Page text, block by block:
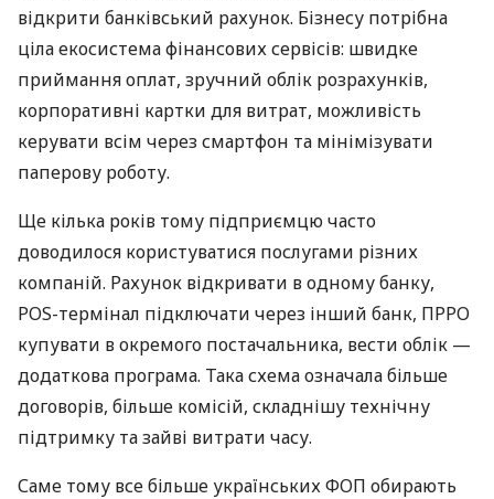
відкрити банківський рахунок. Бізнесу потрібна
ціла екосистема фінансових сервісів: швидке
приймання оплат, зручний облік розрахунків,
корпоративні картки для витрат, можливість
керувати всім через смартфон та мінімізувати
паперову роботу.
Ще кілька років тому підприємцю часто
доводилося користуватися послугами різних
компаній. Рахунок відкривати в одному банку,
POS-термінал підключати через інший банк, ПРРО
купувати в окремого постачальника, вести облік —
додаткова програма. Така схема означала більше
договорів, більше комісій, складнішу технічну
підтримку та зайві витрати часу.
Саме тому все більше українських ФОП обирають